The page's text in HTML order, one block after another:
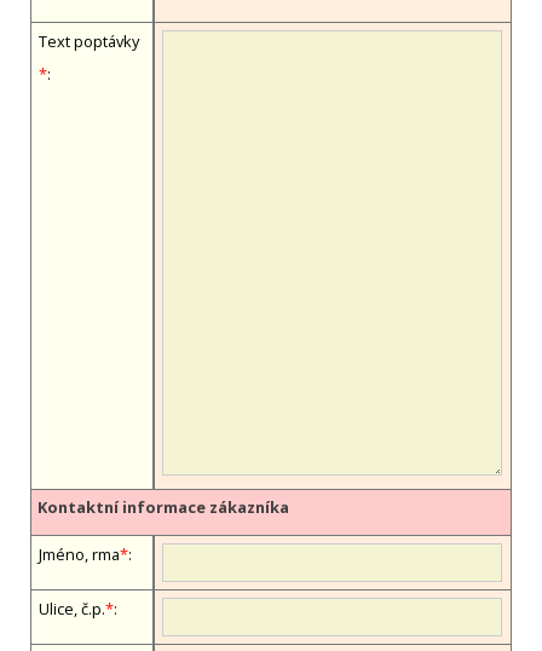
Text poptávky
*:
Kontaktní informace zákazníka
Jméno, firma*:
Ulice, č.p.*: